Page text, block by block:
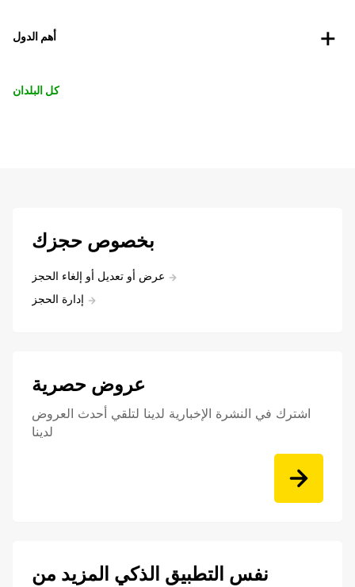
أهم الدول
كل البلدان
بخصوص حجزك
عرض أو تعديل أو إلغاء الحجز
إدارة الحجز
عروض حصرية
اشترك في النشرة الإخبارية لدينا لتلقي أحدث العروض
لدينا
نفس التطبيق الذكي المزيد من